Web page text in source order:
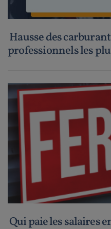
Hausse des
professionnels les
Qui paie les salaires